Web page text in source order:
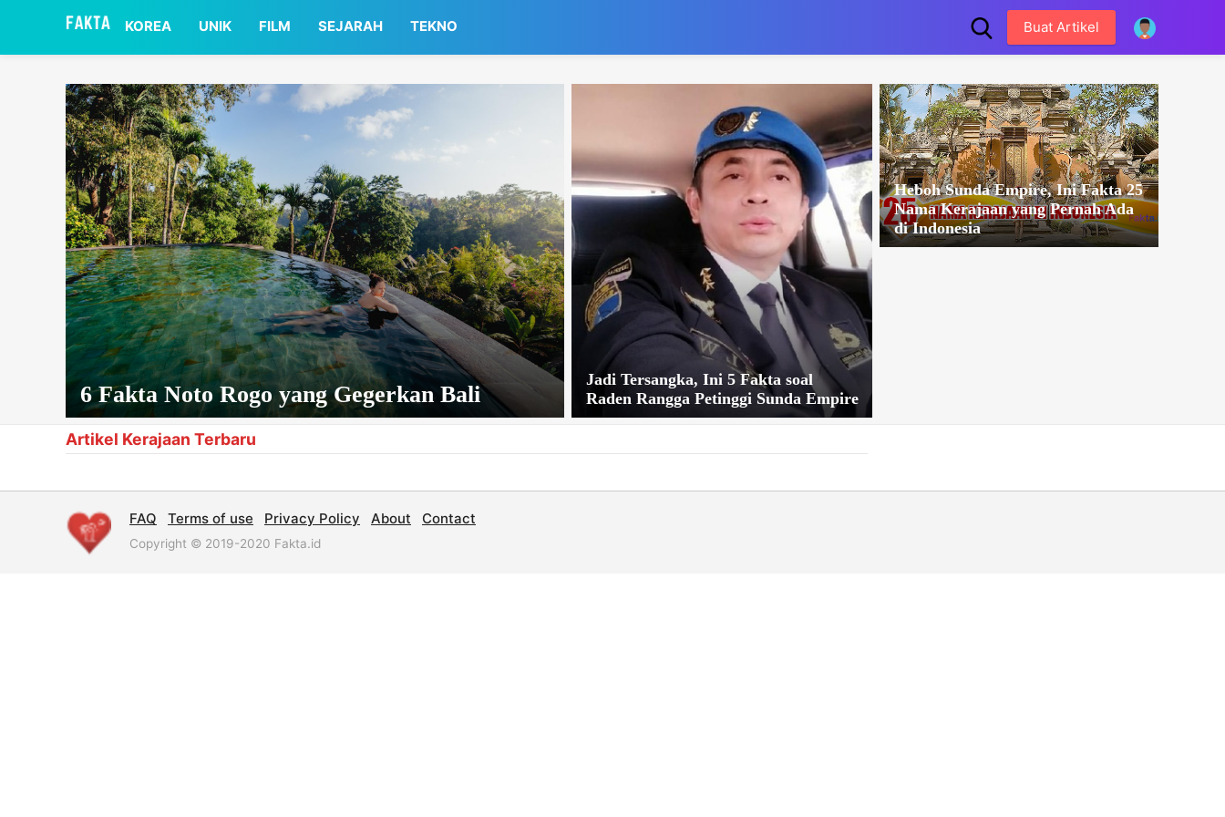
KOREA UNIK FILM SEJARAH TEKNO Buat Artikel
6 Fakta Noto Rogo yang Gegerkan Bali
Jadi Tersangka, Ini 5 Fakta soal
Raden Rangga Petinggi Sunda Empire
Heboh Sunda Empire, Ini Fakta 25
Nama Kerajaan yang Pernah Ada
di Indonesia
Artikel Kerajaan Terbaru
FAQ Terms of use Privacy Policy About Contact
Copyright © 2019-2020 Fakta.id